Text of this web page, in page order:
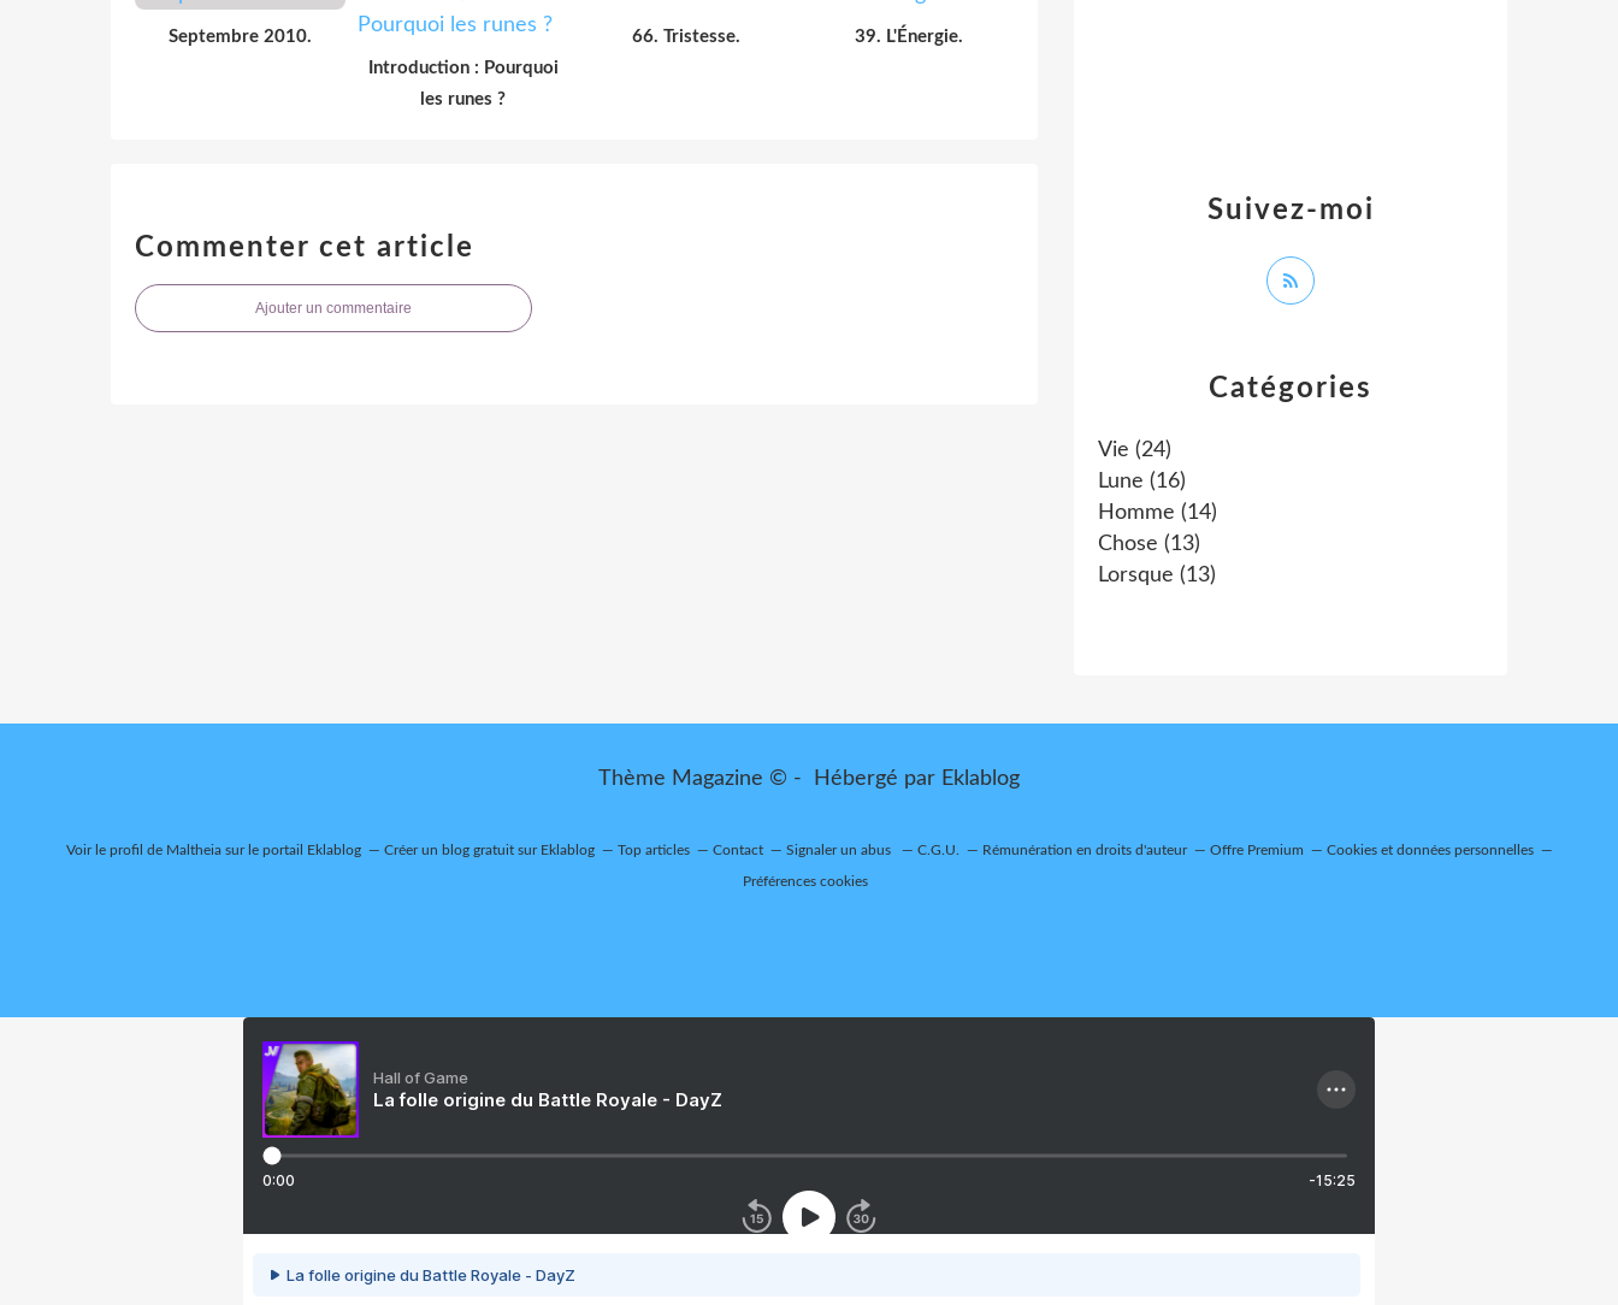
Septembre 2010.
Introduction : Pourquoi
les runes ?
66. Tristesse. 39. L'Énergie.
Commenter cet article
Ajouter un commentaire
Catégories
Vie (24)
Lune (16)
Homme (14)
Chose (13)
Lorsque (13)
Suivez-moi
Thème Magazine © - Hébergé par Eklablog
Voir le profil de Maltheiasur le portail Eklablog Créer un blog gratuit sur Eklablog Top articles Contact Signaler un abus C.G.U. Rémunération en droits d'auteur Offre Premium Cookies et données personnelles
Préférences cookies
Hall of Game
La folle origine du Battle Royale - DayZ
0:00 -15:25
La folle origine du Battle Royale - DayZ